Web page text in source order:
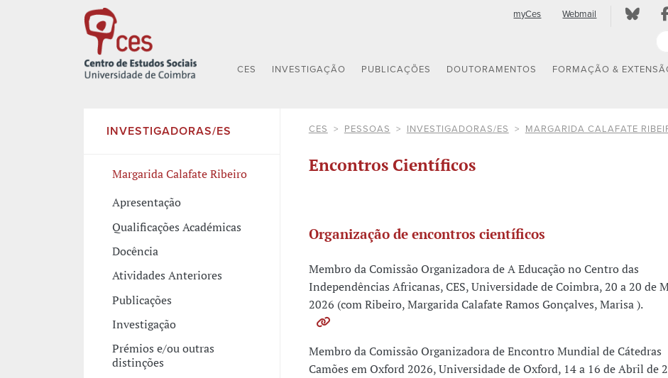
myCes Webmail
CES INVESTIGAÇÃO PUBLICAÇÕES DOUTORAMENTOS FORMAÇÃO &
INVESTIGADORAS/ES
Margarida Calafate Ribeiro
Apresentação
Qualificações Académicas
Docência
Atividades Anteriores
Publicações
Investigação
Prémios e/ou outras
distinções
CES PESSOAS INVESTIGADORAS/ES MARGARIDA CALAFATE
Encontros Científicos
Organização de encontros científicos
Membro da Comissão Organizadora de A Educação no Centro das
Independências Africanas, CES, Universidade de Coimbra, 20 a 20 de
2026 (com Ribeiro, Margarida Calafate Ramos Gonçalves, Marisa ).
Membro da Comissão Organizadora de Encontro Mundial de Cátedras
Camões em Oxford 2026, Universidade de Oxford, 14 a 16 de Abril de